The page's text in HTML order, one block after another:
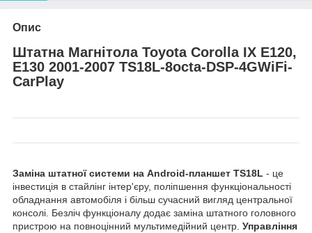
Опис
Штатна Магнітола Toyota Corolla IX E120,
E130 2001-2007 TS18L-8octa-DSP-4GWiFi-
CarPlay
Заміна штатної системи на Android-планшет TS18L - це
інвестиція в стайлінг інтер'єру, поліпшення функціональності
обладнання автомобіля і більш сучасний вигляд центральної
консолі. Безліч функціоналу додає заміна штатного головного
пристрою на повноцінний мультимедійний центр. Управління